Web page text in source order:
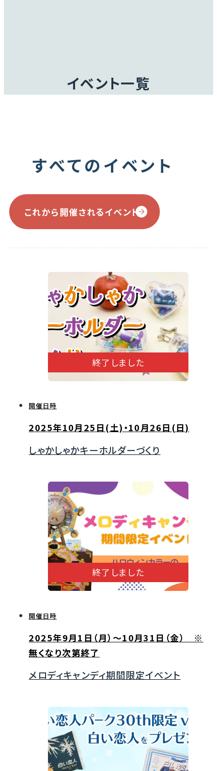
イベント一覧
すべてのイベント
これから開催されるイベント
終了しました
開催日時
2025年10月25日(土)・10月26日(日)
しゃかしゃかキーホルダーづくり
終了しました
開催日時
2025年9月1日（月）～10月31日（金） ※
無くなり次第終了
メロディキャンディ期間限定イベント